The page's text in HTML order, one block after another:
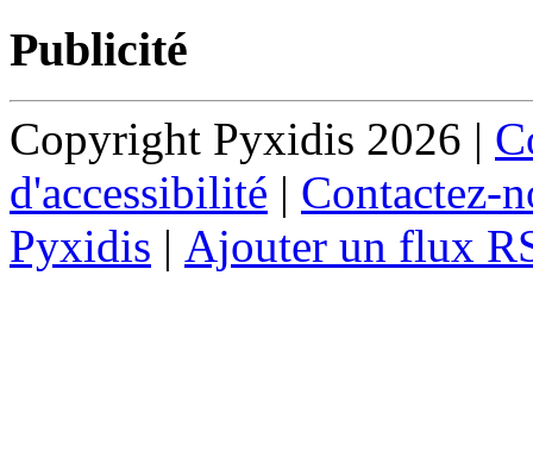
Publicité
Copyright Pyxidis 2026 |
d'accessibilité | Contactez-
Pyxidis | Ajouter un flux